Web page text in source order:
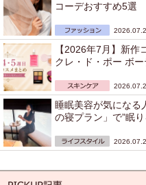
コーデおすすめ5選
【2026年7月】新作
クレ・ド・ポー ボ
睡眠美容が気になる
の寝プラン」で”眠